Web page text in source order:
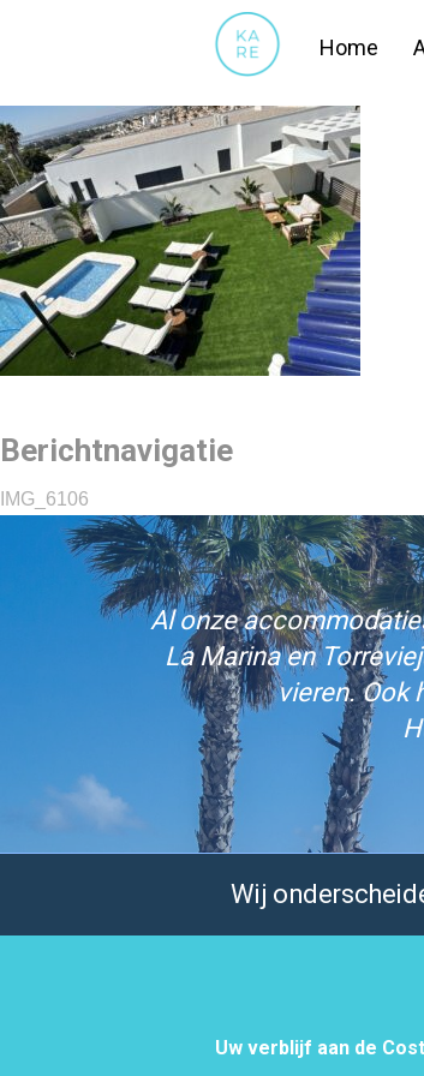
Home
Berichtnavigatie
IMG_6106
Al onze
La Marina en
vieren. Ook
Wij
Uw verblijf aan de